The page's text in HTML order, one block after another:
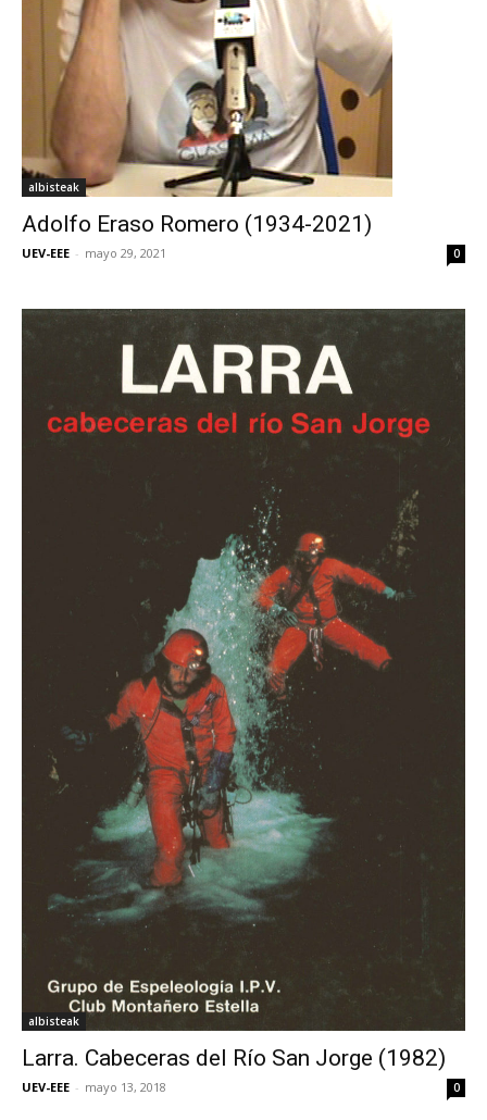
albisteak
Adolfo Eraso Romero (1934-2021)
UEV-EEE - mayo 29, 2021 0
albisteak
Larra. Cabeceras del Río San Jorge (1982)
UEV-EEE - mayo 13, 2018 0